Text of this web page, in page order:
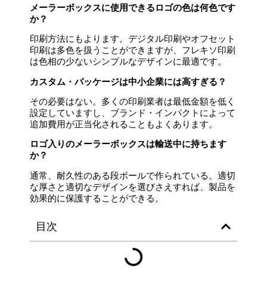
目次
メーラーボックスに使用できるロゴの色は何色です
か？
印刷方法にもよります。デジタル印刷やオフセット
印刷は多色を扱うことができますが、フレキソ印刷
は色相の少ないシンプルなデザインに最適です。
カスタム・パッケージは中小企業には高すぎる？
その必要はない。多くの印刷業者は最低金額を低く
設定していますし、ブランド・インパクトによって
追加費用が正当化されることもよくあります。
ロゴ入りのメーラーボックスは輸送中に持ちます
か？
通常、耐久性のある段ボールで作られている。適切
な厚さと適切なデザインを選びさえすれば、製品を
効果的に保護することができる。